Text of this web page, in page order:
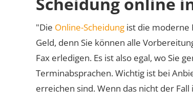
"Die Online-Scheidung ist die moderne
Geld, denn Sie können alle
Fax erledigen. Es ist also egal, wo Sie
Terminabsprachen. Wichtig ist bei
erreichen sind. Wenn das nicht der Fall